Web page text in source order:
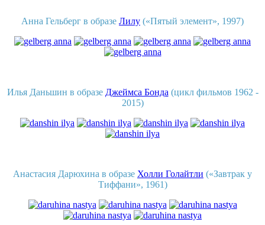
Анна Гельберг в образе Лилу («Пятый элемент», 1997)
Илья Даньшин в образе Джеймса Бонда (цикл фильмов 1962 -
2015)
Анастасия Дарюхина в образе Холли Голайтли («Завтрак у
Тиффани», 1961)